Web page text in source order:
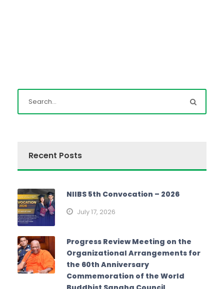
Recent Posts
NIIBS 5th Convocation – 2026
July 17, 2026
Progress Review Meeting on the
Organizational Arrangements for
the 60th Anniversary
Commemoration of the World